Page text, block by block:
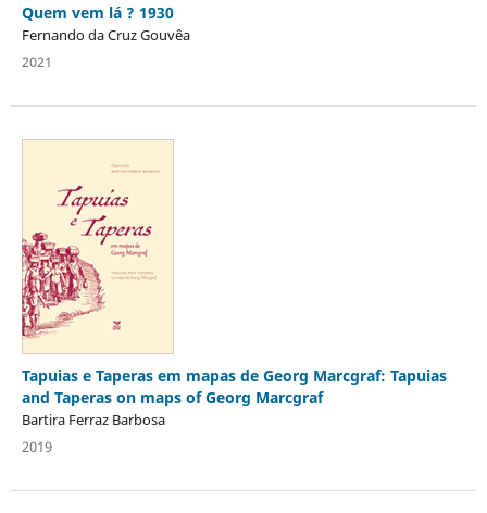
Quem vem lá ? 1930
Fernando da Cruz Gouvêa
2021
Tapuias e Taperas em mapas de Georg Marcgraf: Tapuias
and Taperas on maps of Georg Marcgraf
Bartira Ferraz Barbosa
2019